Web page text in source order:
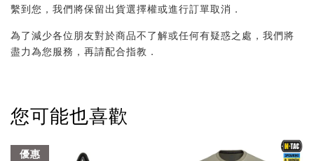
繫到您，我們將保留出貨選擇權或進行訂單取消．
為了減少各位朋友對於商品不了解或任何有疑惑之處，我們將
盡力為您服務，再請配合指教．
您可能也喜歡
優惠